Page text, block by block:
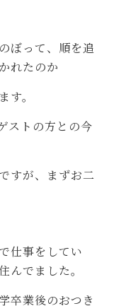
ぼって、順を追
れたのか
す。
ストの方との今
すが、まずお二
仕事をしてい
んでました。
卒業後のおつき